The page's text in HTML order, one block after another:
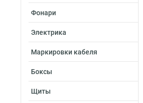
Фонари
Электрика
Маркировки кабеля
Боксы
Щиты